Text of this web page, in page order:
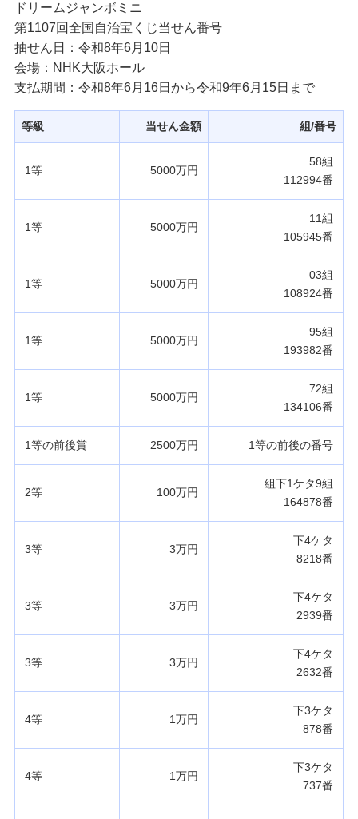
みずほATM宝くじサービス
発売スケジュール
みずほ銀行について
ドリームジャンボミニ
第1107回全国自治宝くじ当せん番号
抽せん日：令和8年6月10日
会場：NHK大阪ホール
支払期間：令和8年6月16日から令和9年6月15日まで
等級 当せん金額 組/番号
1等 5000万円
58組
112994番
1等 5000万円
11組
105945番
1等 5000万円
03組
108924番
1等 5000万円
95組
193982番
1等 5000万円
72組
134106番
1等の前後賞 2500万円 1等の前後の番号
2等 100万円
組下1ケタ9組
164878番
3等 3万円
下4ケタ
8218番
3等 3万円
下4ケタ
2939番
3等 3万円
下4ケタ
2632番
4等 1万円
下3ケタ
878番
4等 1万円
下3ケタ
737番